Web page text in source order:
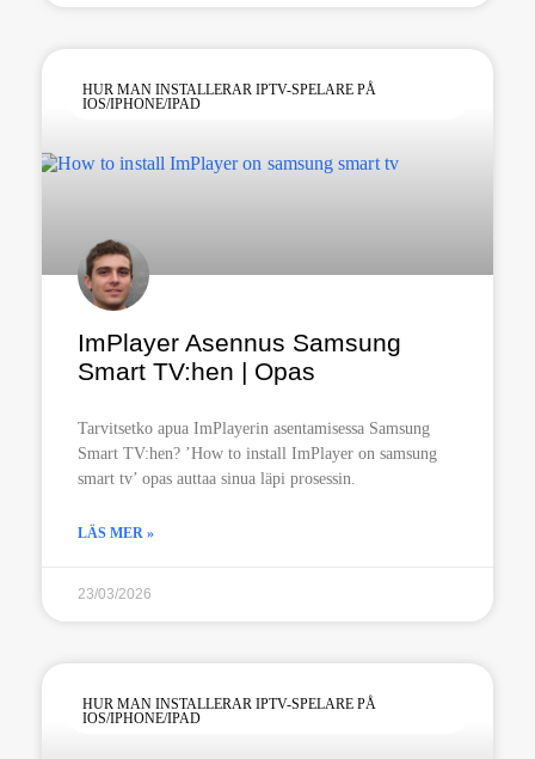
HUR MAN INSTALLERAR IPTV-SPELARE PÅ
IOS/IPHONE/IPAD
ImPlayer Asennus Samsung
Smart TV:hen | Opas
Tarvitsetko apua ImPlayerin asentamisessa Samsung
Smart TV:hen? ’How to install ImPlayer on samsung
smart tv’ opas auttaa sinua läpi prosessin.
LÄS MER »
23/03/2026
HUR MAN INSTALLERAR IPTV-SPELARE PÅ
IOS/IPHONE/IPAD